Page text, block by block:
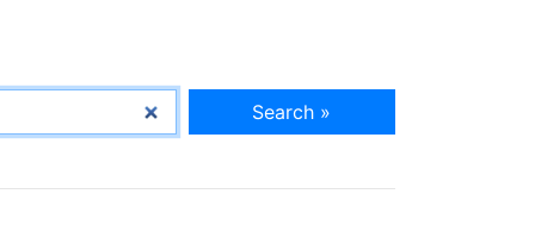
Search »